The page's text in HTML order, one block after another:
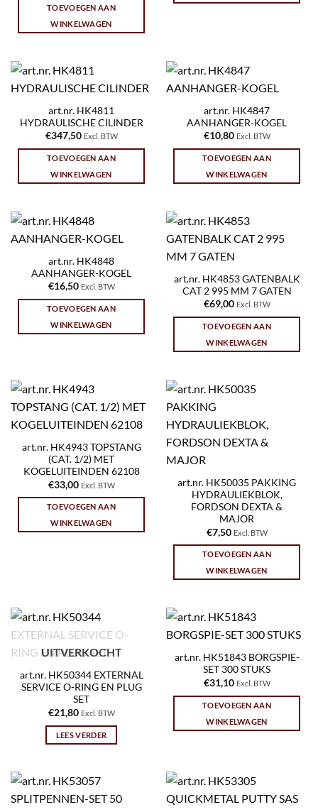
TOEVOEGEN AAN
WINKELWAGEN
art.nr. HK4811
HYDRAULISCHE CILINDER
€347,50 Excl. BTW
TOEVOEGEN AAN
WINKELWAGEN
art.nr. HK4847
AANHANGER-KOGEL
€10,80 Excl. BTW
TOEVOEGEN AAN
WINKELWAGEN
art.nr. HK4848
AANHANGER-KOGEL
€16,50 Excl. BTW
TOEVOEGEN AAN
WINKELWAGEN
art.nr. HK4853 GATENBALK
CAT 2 995 MM 7 GATEN
€69,00 Excl. BTW
TOEVOEGEN AAN
WINKELWAGEN
art.nr. HK4943 TOPSTANG
(CAT. 1/2) MET
KOGELUITEINDEN 62108
€33,00 Excl. BTW
TOEVOEGEN AAN
WINKELWAGEN
art.nr. HK50035 PAKKING
HYDRAULIEKBLOK,
FORDSON DEXTA &
MAJOR
€7,50 Excl. BTW
TOEVOEGEN AAN
WINKELWAGEN
UITVERKOCHT
art.nr. HK50344 EXTERNAL
SERVICE O-RING EN PLUG
SET
€21,80 Excl. BTW
LEES VERDER
art.nr. HK51843 BORGSPIE-
SET 300 STUKS
€31,10 Excl. BTW
TOEVOEGEN AAN
WINKELWAGEN